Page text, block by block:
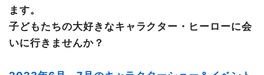
ます。
子どもたちの大好きなキャラクター・ヒーローに会
いに行きませんか？